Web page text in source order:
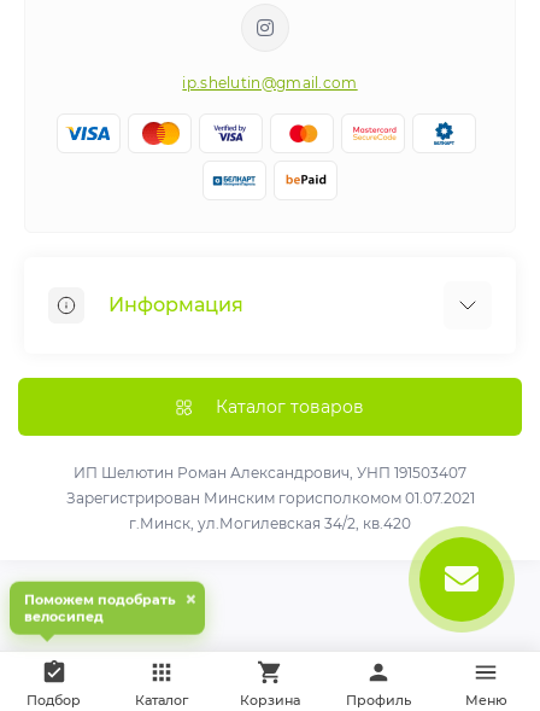
ip.shelutin@gmail.com
Информация
Как получить больше удовольствия от вашего
нового велосипеда !
О нас
Доставка и оплата
Договор публичной оферты
Связаться с нами
Карта сайта
Каталог товаров
ИП Шелютин Роман Александрович, УНП 191503407
Зарегистрирован Минским горисполкомом 01.07.2021
г.Минск, ул.Могилевская 34/2, кв.420
Поможем подобрать
велосипед
×
Подбор Каталог Корзина Профиль Меню